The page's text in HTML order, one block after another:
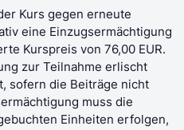
Kurs gegen erneute
eine Einzugsermächtigung
Kurspreis von 76,00 EUR.
zur Teilnahme erlischt
sofern die Beiträge nicht
muss die
Einheiten erfolgen,